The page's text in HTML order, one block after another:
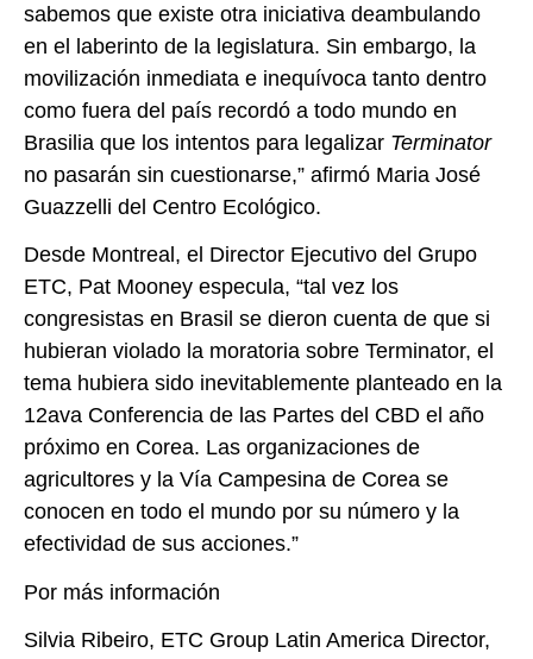
sabemos que existe otra iniciativa deambulando
en el laberinto de la legislatura. Sin embargo, la
movilización inmediata e inequívoca tanto dentro
como fuera del país recordó a todo mundo en
Brasilia que los intentos para legalizar Terminator
no pasarán sin cuestionarse,” afirmó Maria José
Guazzelli del Centro Ecológico.
Desde Montreal, el Director Ejecutivo del Grupo
ETC, Pat Mooney especula, “tal vez los
congresistas en Brasil se dieron cuenta de que si
hubieran violado la moratoria sobre Terminator, el
tema hubiera sido inevitablemente planteado en la
12ava Conferencia de las Partes del CBD el año
próximo en Corea. Las organizaciones de
agricultores y la Vía Campesina de Corea se
conocen en todo el mundo por su número y la
efectividad de sus acciones.”
Por más información
Silvia Ribeiro, ETC Group Latin America Director,